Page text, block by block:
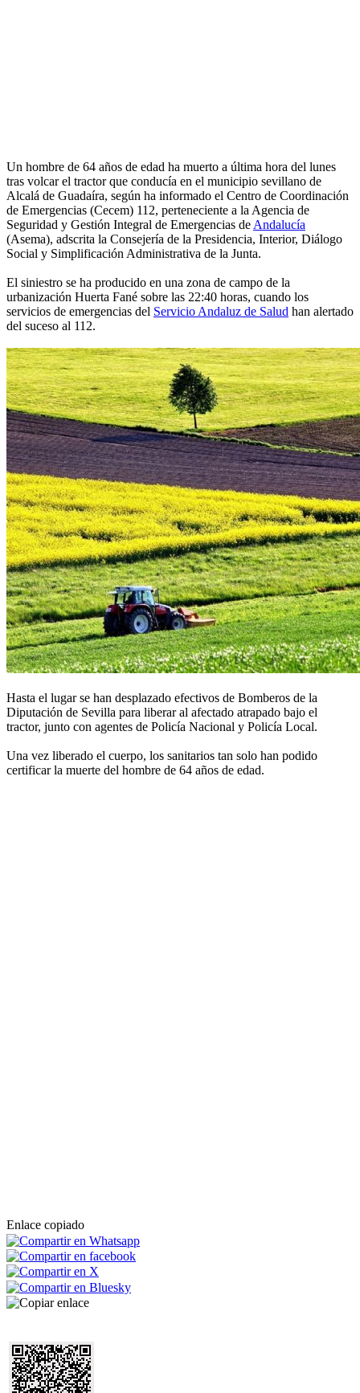
Un hombre de 64 años de edad ha muerto a última hora del lunes
tras volcar el tractor que conducía en el municipio sevillano de
Alcalá de Guadaíra, según ha informado el Centro de Coordinación
de Emergencias (Cecem) 112, perteneciente a la Agencia de
Seguridad y Gestión Integral de Emergencias de Andalucía
(Asema), adscrita la Consejería de la Presidencia, Interior, Diálogo
Social y Simplificación Administrativa de la Junta.
El siniestro se ha producido en una zona de campo de la
urbanización Huerta Fané sobre las 22:40 horas, cuando los
servicios de emergencias del Servicio Andaluz de Salud han alertado
del suceso al 112.
Hasta el lugar se han desplazado efectivos de Bomberos de la
Diputación de Sevilla para liberar al afectado atrapado bajo el
tractor, junto con agentes de Policía Nacional y Policía Local.
Una vez liberado el cuerpo, los sanitarios tan solo han podido
certificar la muerte del hombre de 64 años de edad.
Enlace copiado